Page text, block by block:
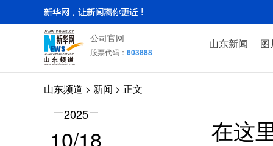
公司官网
股票代码： 603888
山东新闻 图
山东频道 > 新闻 > 正文
2025
10/18 在这